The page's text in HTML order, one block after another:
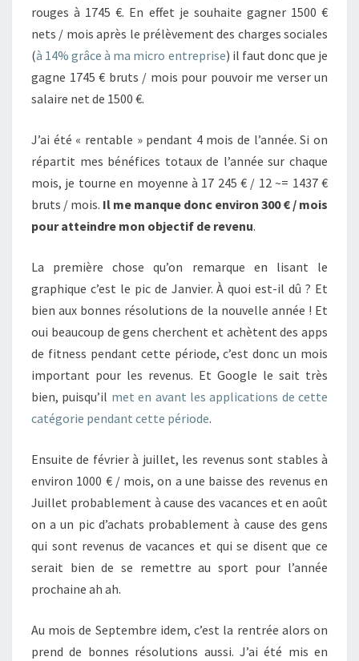
rouges à 1745 €. En effet je souhaite gagner 1500 €
nets / mois après le prélèvement des charges sociales
(à 14% grâce à ma micro entreprise) il faut donc que je
gagne 1745 € bruts / mois pour pouvoir me verser un
salaire net de 1500 €.
J’ai été « rentable » pendant 4 mois de l’année. Si on
répartit mes bénéfices totaux de l’année sur chaque
mois, je tourne en moyenne à 17 245 € / 12 ~= 1437 €
bruts / mois. Il me manque donc environ 300 € / mois
pour atteindre mon objectif de revenu.
La première chose qu’on remarque en lisant le
graphique c’est le pic de Janvier. À quoi est-il dû ? Et
bien aux bonnes résolutions de la nouvelle année ! Et
oui beaucoup de gens cherchent et achètent des apps
de fitness pendant cette période, c’est donc un mois
important pour les revenus. Et Google le sait très
bien, puisqu’il met en avant les applications de cette
catégorie pendant cette période.
Ensuite de février à juillet, les revenus sont stables à
environ 1000 € / mois, on a une baisse des revenus en
Juillet probablement à cause des vacances et en août
on a un pic d’achats probablement à cause des gens
qui sont revenus de vacances et qui se disent que ce
serait bien de se remettre au sport pour l’année
prochaine ah ah.
Au mois de Septembre idem, c’est la rentrée alors on
prend de bonnes résolutions aussi. J’ai été mis en